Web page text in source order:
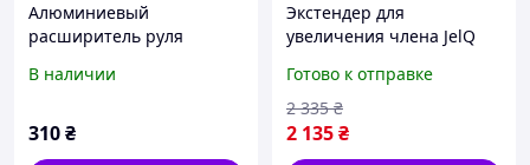
Алюминиевый
расширитель руля
10 см, держатель для
велокомпьютера
В наличии
310₴
Экстендер для
увеличения члена JelQ
Готово к отправке
2 135₴
2 335 ₴